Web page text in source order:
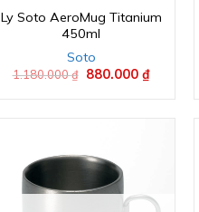
Ly Soto AeroMug Titanium
450ml
Soto
1.180.000₫ Giá
880.000 ₫Giá